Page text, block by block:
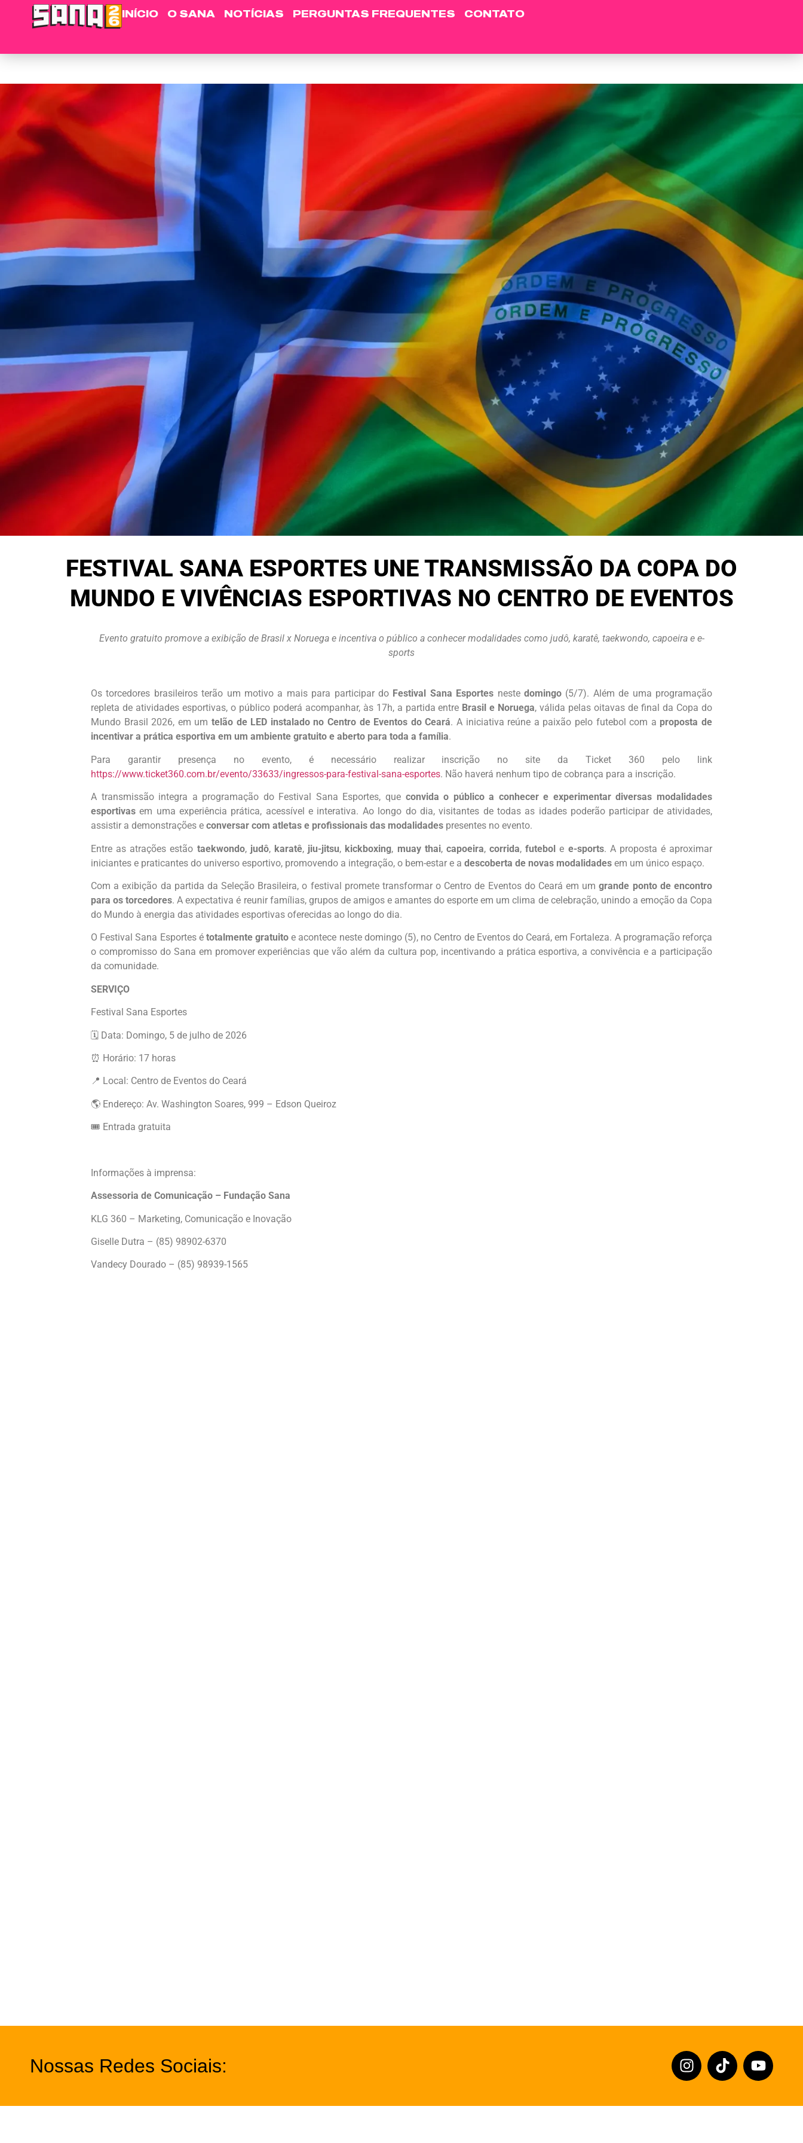
INÍCIO O SANA NOTÍCIAS PERGUNTAS FREQUENTES CONTATO
FESTIVAL SANA ESPORTES UNE TRANSMISSÃO DA COPA DO
MUNDO E VIVÊNCIAS ESPORTIVAS NO CENTRO DE EVENTOS
Evento gratuito promove a exibição de Brasil x Noruega e incentiva o público a conhecer modalidades como judô, karatê, taekwondo, capoeira e e-
sports
Os torcedores brasileiros terão um motivo a mais para participar do Festival Sana Esportes nestedomingo (5/7). Além de uma programação
repleta de atividades esportivas, o público poderá acompanhar, às 17h, a partida entre Brasil e Noruega, válida pelas oitavas de final da Copa do
Mundo Brasil 2026, em um telão de LED instalado no Centro de Eventos do Ceará. A iniciativa reúne a paixão pelo futebol com a proposta de
incentivar a prática esportiva em um ambiente gratuito e aberto para toda a família.
Para garantir presença no evento, é necessário realizar inscrição no site da Ticket 360 pelo link
https://www.ticket360.com.br/evento/33633/ingressos-para-festival-sana-esportes. Não haverá nenhum tipo de cobrança para a inscrição.
A transmissão integra a programação do Festival Sana Esportes, que convida o público a conhecer e experimentar diversas modalidades
esportivas em uma experiência prática, acessível e interativa. Ao longo do dia, visitantes de todas as idades poderão participar de atividades,
assistir a demonstrações e conversar com atletas e profissionais das modalidades presentes no evento.
Entre as atrações estão taekwondo, judô, karatê, jiu-jitsu, kickboxing, muay thai, capoeira,corrida,futebol e e-sports. A proposta é aproximar
iniciantes e praticantes do universo esportivo, promovendo a integração, o bem-estar e a descoberta de novas modalidades em um único espaço.
Com a exibição da partida da Seleção Brasileira, o festival promete transformar o Centro de Eventos do Ceará em umgrande ponto de encontro
para os torcedores. A expectativa é reunir famílias, grupos de amigos e amantes do esporte em um clima de celebração, unindo a emoção da Copa
do Mundo à energia das atividades esportivas oferecidas ao longo do dia.
O Festival Sana Esportes é totalmente gratuitoe acontece neste domingo (5), no Centro de Eventos do Ceará, em Fortaleza. A programação reforça
o compromisso do Sana em promover experiências que vão além da cultura pop, incentivando a prática esportiva, a convivência e a participação
da comunidade.
SERVIÇO
Festival Sana Esportes
🗓️ Data: Domingo, 5 de julho de 2026
⏰ Horário: 17 horas
📍 Local: Centro de Eventos do Ceará
🌎 Endereço: Av. Washington Soares, 999 – Edson Queiroz
🎟️ Entrada gratuita
Informações à imprensa:
Assessoria de Comunicação – Fundação Sana
KLG 360 – Marketing, Comunicação e Inovação
Giselle Dutra – (85) 98902-6370
Vandecy Dourado – (85) 98939-1565
Nossas Redes Sociais: